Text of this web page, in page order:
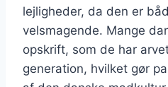
lejligheder, da den er
velsmagende. Mange
opskrift, som de har
generation, hvilket gør